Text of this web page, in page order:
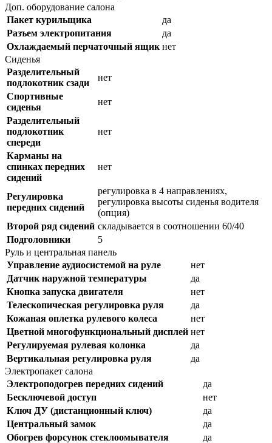
Доп. оборудование салона
Пакет курильщика
да
Разъем электропитания
да
Охлаждаемый перчаточный ящик нет
Сиденья
Разделительный
подлокотник сзади
нет
Спортивные
сиденья
нет
Разделительный
подлокотник
спереди
нет
Карманы на
спинках передних
сидений
нет
Регулировка
передних сидений
регулировка в 4 направлениях,
регулировка высоты сиденья водителя
(опция)
Второй ряд сидений складывается в соотношении 60/40
Подголовники
5
Руль и центральная панель
Управление аудиосистемой на руле
нет
Датчик наружной температуры
да
Кнопка запуска двигателя
нет
Телескопическая регулировка руля
да
Кожаная оплетка рулевого колеса
нет
Цветной многофункциональный дисплей нет
Регулируемая рулевая колонка
да
Вертикальная регулировка руля
да
Электропакет салона
Электроподогрев передних сидений
да
Бесключевой доступ
нет
Ключ ДУ (дистанционный ключ)
да
Центральный замок
да
Обогрев форсунок стеклоомывателя
да